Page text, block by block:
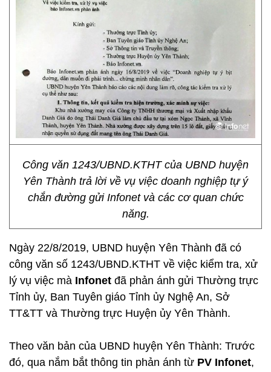
Công văn 1243/UBND.KTHT của UBND huyện
Yên Thành trả lời về vụ việc doanh nghiệp tự ý
chắn đường gửi Infonet và các cơ quan chức
năng.
Ngày 22/8/2019, UBND huyện Yên Thành đã có
công văn số 1243/UBND.KTHT về việc kiểm tra, xử
lý vụ việc mà Infonet đã phản ánh gửi Thường trực
Tỉnh ủy, Ban Tuyên giáo Tỉnh ủy Nghệ An, Sở
TT&TT và Thường trực Huyện ủy Yên Thành.
Theo văn bản của UBND huyện Yên Thành: Trước
đó, qua nắm bắt thông tin phản ánh từ PV Infonet,